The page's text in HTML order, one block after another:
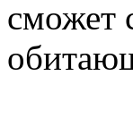
сможет